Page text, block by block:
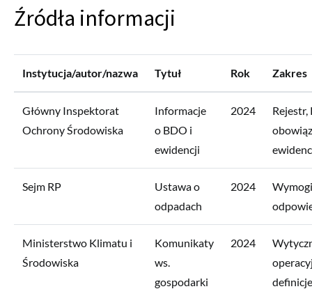
Źródła informacji
Instytucja/autor/nazwa Tytuł Rok Zakres
Główny Inspektorat
Ochrony Środowiska
Informacje
o BDO i
ewidencji
2024
Rejestr,
Sejm RP
Ustawa o
odpadach
2024
Ministerstwo Klimatu i
Środowiska
Komunikaty
ws.
gospodarki
2024
definicje